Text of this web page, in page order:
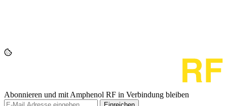
Abonnieren und mit Amphenol RF in Verbindung bleiben